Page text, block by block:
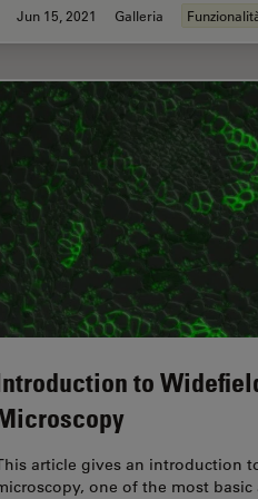
Gallery
Jun 15, 2021 Galleria
to
article gives an introduction
one of the most